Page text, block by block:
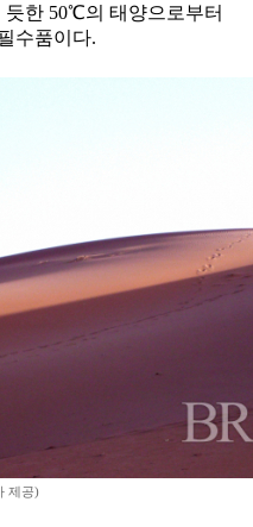
한 50℃의 태양으로부터
수품이다.
제공)